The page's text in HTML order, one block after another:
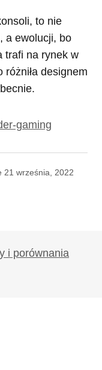
to nie
a ewolucji, bo
trafi na rynek w
designem
gaming
21 września, 2022